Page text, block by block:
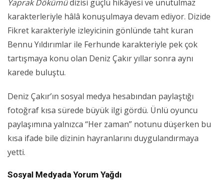
Yaprak Dökümüdizisi güçlü hikâyesi ve unutulmaz
karakterleriyle hâlâ konuşulmaya devam ediyor. Dizide
Fikret karakteriyle izleyicinin gönlünde taht kuran
Bennu Yıldırımlar ile Ferhunde karakteriyle pek çok
tartışmaya konu olan Deniz Çakır yıllar sonra aynı
karede buluştu.
Deniz Çakır’ın sosyal medya hesabından paylaştığı
fotoğraf kısa sürede büyük ilgi gördü. Ünlü oyuncu
paylaşımına yalnızca “Her zaman” notunu düşerken bu
kısa ifade bile dizinin hayranlarını duygulandırmaya
yetti.
Sosyal Medyada Yorum Yağdı